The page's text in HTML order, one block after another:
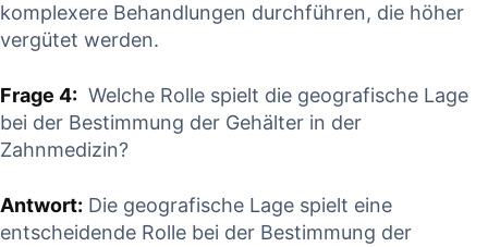
komplexere⁣ Behandlungen durchführen, die höher
vergütet werden.
Frage 4: ⁣ Welche Rolle spielt die geografische Lage​
bei⁢ der Bestimmung der Gehälter in⁤ der
Zahnmedizin?
Antwort: Die ⁤geografische Lage ⁤spielt eine
entscheidende Rolle bei der Bestimmung der